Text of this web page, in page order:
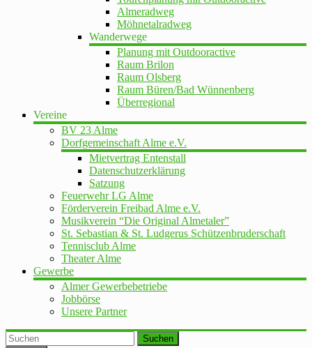
Almeradweg
Möhnetalradweg
Wanderwege
Planung mit Outdooractive
Raum Brilon
Raum Olsberg
Raum Büren/Bad Wünnenberg
Überregional
Vereine
BV 23 Alme
Dorfgemeinschaft Alme e.V.
Mietvertrag Entenstall
Datenschutzerklärung
Satzung
Feuerwehr LG Alme
Förderverein Freibad Alme e.V.
Musikverein “Die Original Almetaler”
St. Sebastian & St. Ludgerus Schützenbruderschaft
Tennisclub Alme
Theater Alme
Gewerbe
Almer Gewerbebetriebe
Jobbörse
Unsere Partner
Suchen